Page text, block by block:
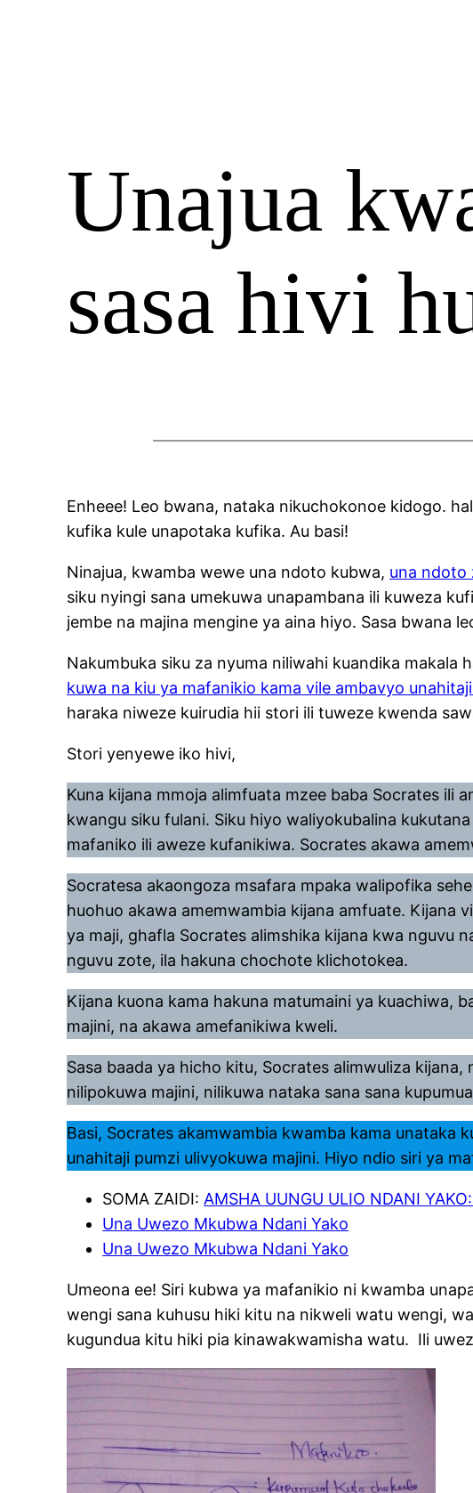
Unajua
sasa hivi
Enheee! Leo bwana, nataka nikuchokonoe kidogo.
kufika kule unapotaka kufika. Au basi!
Ninajua, kwamba wewe una ndoto kubwa, una ndoto
siku nyingi sana umekuwa unapambana ili kuweza
jembe na majina mengine ya aina hiyo. Sasa bwana
Nakumbuka siku za nyuma niliwahi kuandika
kuwa na kiu ya mafanikio kama vile ambavyo
haraka niweze kuirudia hii stori ili tuweze kwenda
Stori yenyewe iko hivi,
Kuna kijana mmoja alimfuata mzee baba Socrates ili
kwangu siku fulani. Siku hiyo waliyokubalina
mafaniko ili aweze kufanikiwa. Socrates akawa
Socratesa akaongoza msafara mpaka walipofika
huohuo akawa amemwambia kijana amfuate. Kijana
ya maji, ghafla Socrates alimshika kijana kwa nguvu
nguvu zote, ila hakuna chochote klichotokea.
Kijana kuona kama hakuna matumaini ya kuachiwa,
majini, na akawa amefanikiwa kweli.
Sasa baada ya hicho kitu, Socrates alimwuliza
nilipokuwa majini, nilikuwa nataka sana sana
Basi, Socrates akamwambia kwamba kama unataka
unahitaji pumzi ulivyokuwa majini. Hiyo ndio siri ya
SOMA ZAIDI: AMSHA UUNGU ULIO NDANI
Una Uwezo Mkubwa Ndani Yako
Una Uwezo Mkubwa Ndani Yako
Umeona ee! Siri kubwa ya mafanikio ni kwamba
wengi sana kuhusu hiki kitu na nikweli watu wengi,
kugundua kitu hiki pia kinawakwamisha watu. Ili